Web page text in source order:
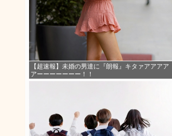
【超速報】未婚の男達に『朗報』キタァアアアア
アーーーーーーー！！